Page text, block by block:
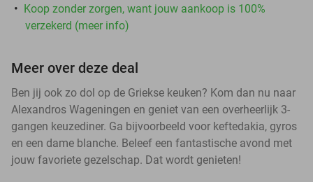
Koop zonder zorgen, want jouw aankoop is 100%
verzekerd (meer info)
Meer over deze deal
Ben jij ook zo dol op de Griekse keuken? Kom dan nu naar
Alexandros Wageningen en geniet van een overheerlijk 3-
gangen keuzediner. Ga bijvoorbeeld voor keftedakia, gyros
en een dame blanche. Beleef een fantastische avond met
jouw favoriete gezelschap. Dat wordt genieten!